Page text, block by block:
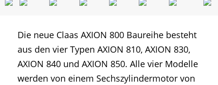
Die neue Claas AXION 800 Baureihe besteht
aus den vier Typen AXION 810, AXION 830,
AXION 840 und AXION 850. Alle vier Modelle
werden von einem Sechszylindermotor von